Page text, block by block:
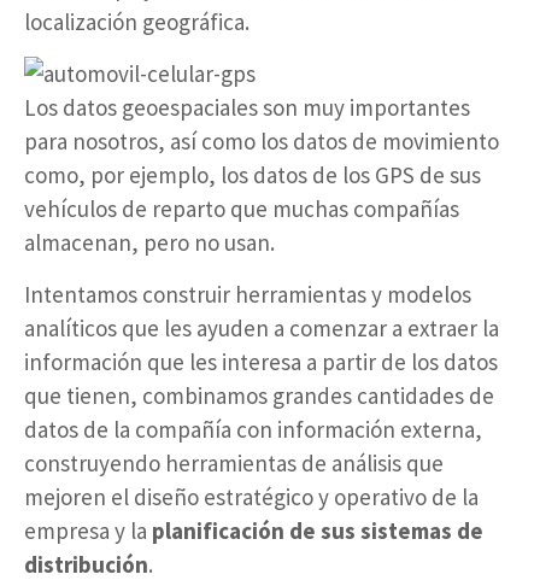
localización geográfica.
Los datos geoespaciales son muy importantes
para nosotros, así como los datos de movimiento
como, por ejemplo, los datos de los GPS de sus
vehículos de reparto que muchas compañías
almacenan, pero no usan.
Intentamos construir herramientas y modelos
analíticos que les ayuden a comenzar a extraer la
información que les interesa a partir de los datos
que tienen, combinamos grandes cantidades de
datos de la compañía con información externa,
construyendo herramientas de análisis que
mejoren el diseño estratégico y operativo de la
empresa y la planificación de sus sistemas de
distribución.